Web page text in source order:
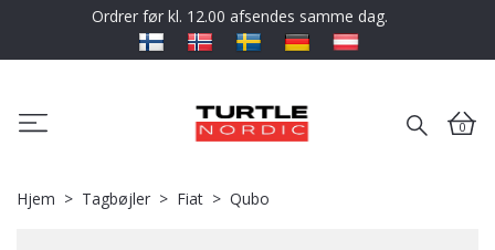
Ordrer før kl. 12.00 afsendes samme dag.
0
Hjem Tagbøjler Fiat Qubo